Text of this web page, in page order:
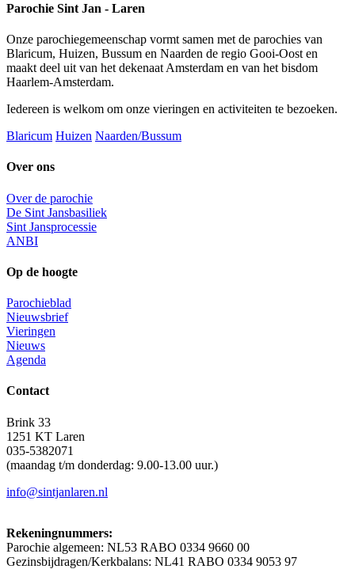
Parochie Sint Jan - Laren
Onze parochiegemeenschap vormt samen met de parochies van
Blaricum, Huizen, Bussum en Naarden de regio Gooi-Oost en
maakt deel uit van het dekenaat Amsterdam en van het bisdom
Haarlem-Amsterdam.
Iedereen is welkom om onze vieringen en activiteiten te bezoeken.
Blaricum Huizen Naarden/Bussum
Over ons
Over de parochie
De Sint Jansbasiliek
Sint Jansprocessie
ANBI
Op de hoogte
Parochieblad
Nieuwsbrief
Vieringen
Nieuws
Agenda
Contact
Brink 33
1251 KT Laren
035-5382071
(maandag t/m donderdag: 9.00-13.00 uur.)
info@sintjanlaren.nl
Rekeningnummers:
Parochie algemeen: NL53 RABO 0334 9660 00
Gezinsbijdragen/Kerkbalans: NL41 RABO 0334 9053 97